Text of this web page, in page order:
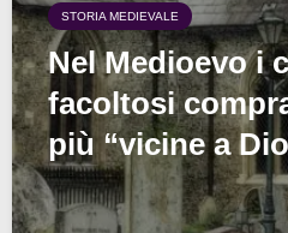
STORIA MEDIEVALE
Nel Medioevo i
facoltosi
più “vicine a